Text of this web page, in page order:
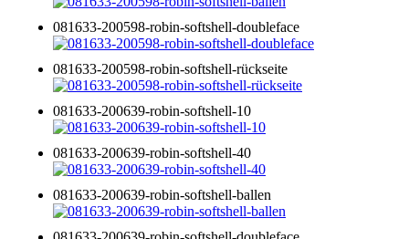
081633-200598-robin-softshell-doubleface
081633-200598-robin-softshell-rückseite
081633-200639-robin-softshell-10
081633-200639-robin-softshell-40
081633-200639-robin-softshell-ballen